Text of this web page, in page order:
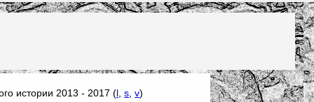
истории 2013 - 2017 (l ,s ,v)